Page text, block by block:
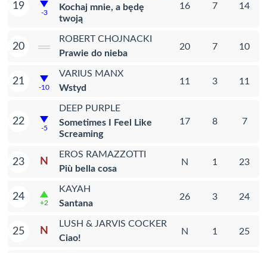
19
-3
Kochaj mnie, a będę
twoją
16 7 14
20
ROBERT CHOJNACKI
Prawie do nieba
20 7 10
21
-10
VARIUS MANX
Wstyd
11 3 11
22
-5
DEEP PURPLE
Sometimes I Feel Like
Screaming
17 8 7
23 N
EROS RAMAZZOTTI
Più bella cosa
N 1 23
24
+2
KAYAH
Santana
26 3 24
25 N
LUSH & JARVIS COCKER
Ciao!
N 1 25